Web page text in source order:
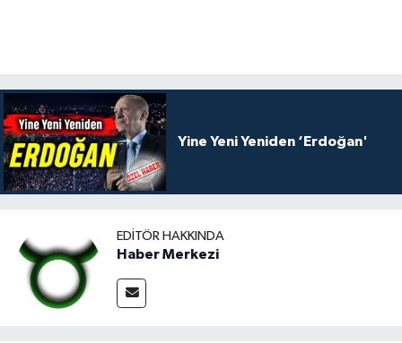
Yine Yeni Yeniden ‘Erdoğan'
EDITÖR HAKKINDA
Haber Merkezi